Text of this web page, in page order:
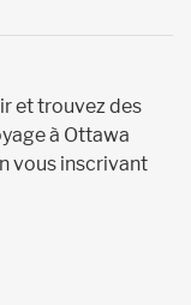
et trouvez des
à Ottawa
vous inscrivant